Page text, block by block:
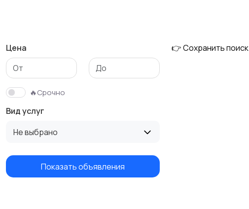
Изготовление на
заказ
Продукты питания и
Цена
🔥Срочно
Вид услуг
Не выбрано
Показать объявления
👉 Сохранить поиск